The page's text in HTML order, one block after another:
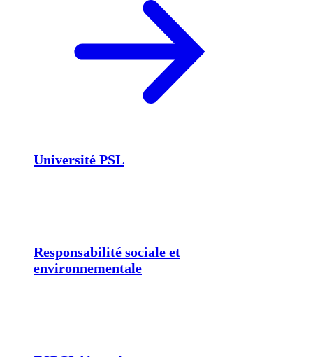
Université PSL
Responsabilité sociale et
environnementale